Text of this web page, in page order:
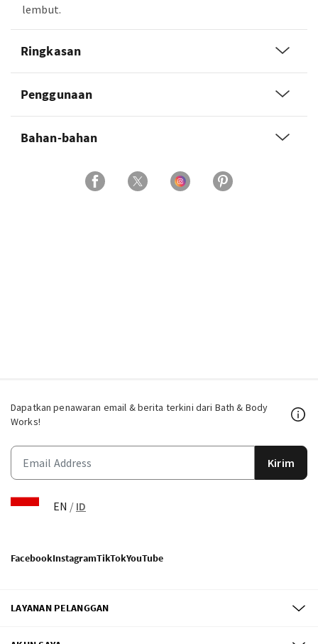
lembut.
Ringkasan
Penggunaan
Bahan-bahan
Dapatkan penawaran email & berita terkini dari Bath & Body
Works!
Kirim
EN / ID
FacebookInstagramTikTokYouTube
LAYANAN PELANGGAN